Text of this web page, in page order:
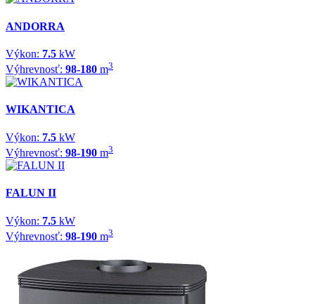
ANDORRA
Výkon: 7.5 kW
Výhrevnosť: 98-180 m3
WIKANTICA
Výkon: 7.5 kW
Výhrevnosť: 98-190 m3
FALUN II
Výkon: 7.5 kW
Výhrevnosť: 98-190 m3